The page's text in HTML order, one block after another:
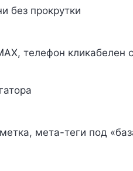
без прокрутки
телефон кликабелен с
мета-теги под